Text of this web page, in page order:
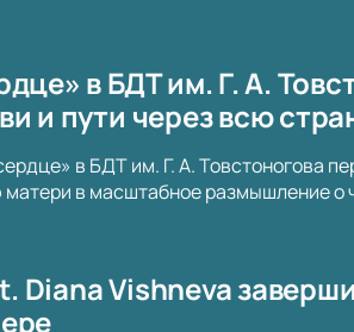
в БДТ им. Г. А.
и пути через всю
в БДТ им. Г. А. Товстоногова
в масштабное размышление о
Diana Vishneva